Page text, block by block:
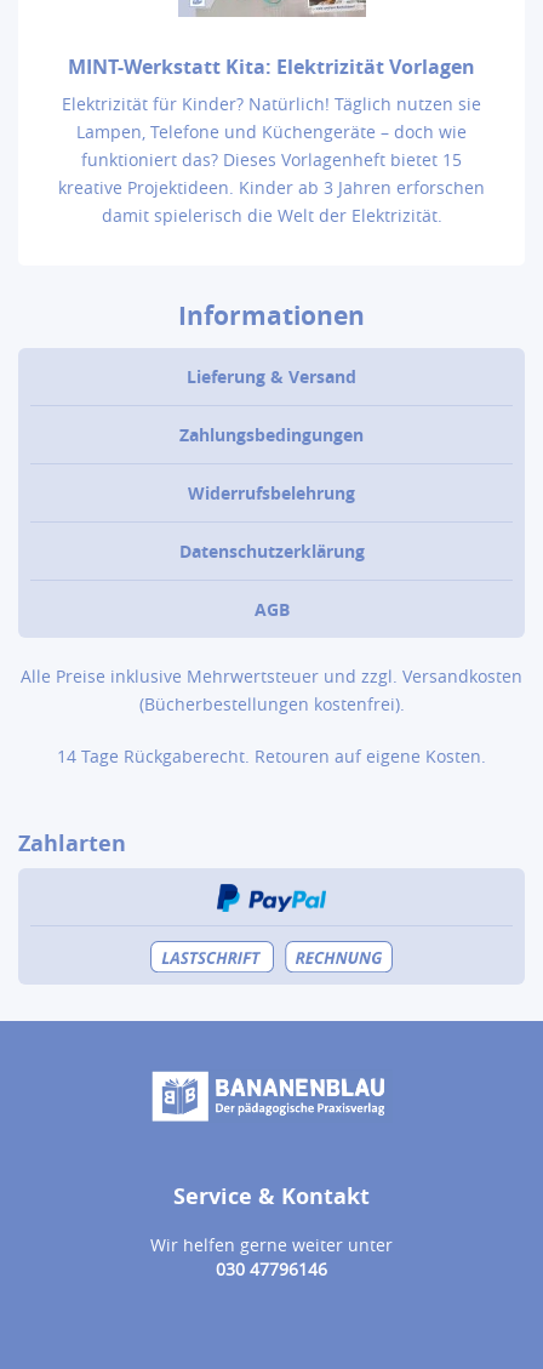
MINT-Werkstatt Kita: Elektrizität Vorlagen
Elektrizität für Kinder? Natürlich! Täglich nutzen sie
Lampen, Telefone und Küchengeräte – doch wie
funktioniert das? Dieses Vorlagenheft bietet 15
kreative Projektideen. Kinder ab 3 Jahren erforschen
damit spielerisch die Welt der Elektrizität.
Informationen
Lieferung & Versand
Zahlungsbedingungen
Widerrufsbelehrung
Datenschutzerklärung
AGB
Alle Preise inklusive Mehrwertsteuer und zzgl. Versandkosten
(Bücher­bestellungen kostenfrei).
14 Tage Rückgaberecht. Retouren auf eigene Kosten.
Zahlarten
Service & Kontakt
Wir helfen gerne weiter unter
030 47796146